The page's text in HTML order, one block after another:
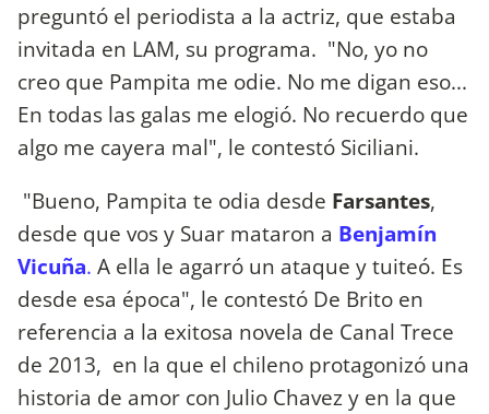
preguntó el periodista a la actriz, que estaba
invitada en LAM, su programa. "No, yo no
creo que Pampita me odie. No me digan eso...
En todas las galas me elogió. No recuerdo que
algo me cayera mal", le contestó Siciliani.
"Bueno, Pampita te odia desde Farsantes,
desde que vos y Suar mataron a Benjamín
Vicuña. A ella le agarró un ataque y tuiteó. Es
desde esa época", le contestó De Brito en
referencia a la exitosa novela de Canal Trece
de 2013, en la que el chileno protagonizó una
historia de amor con Julio Chavez y en la que